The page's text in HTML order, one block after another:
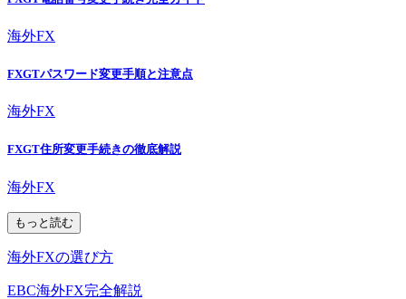
海外FX
FXGTパスワード変更手順と注意点
海外FX
FXGT住所変更手続きの徹底解説
海外FX
もっと読む
海外FXの選び方
EBC海外FX完全解説